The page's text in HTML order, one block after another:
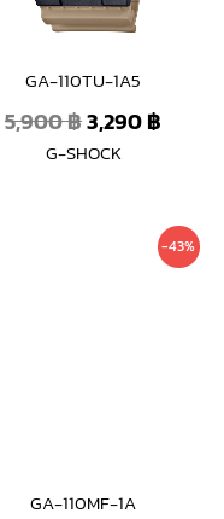
GA-110TU-1A5
5,900฿3,290฿
G-SHOCK
-43%
GA-110MF-1A
Original
price